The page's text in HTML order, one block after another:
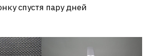
спустя пару дней